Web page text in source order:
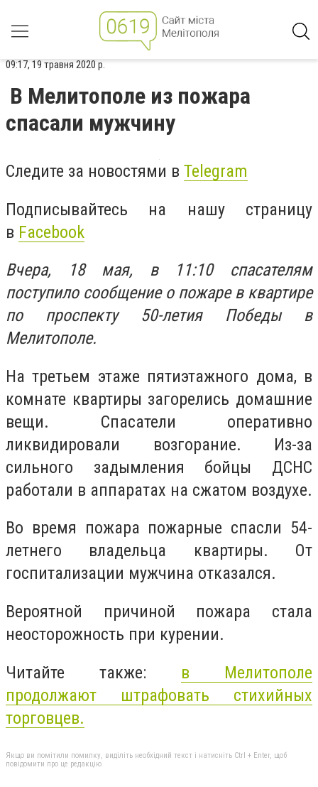
09:17, 19 травня 2020 р.
В Мелитополе из пожара
спасали мужчину
Следите за новостями в Telegram
Подписывайтесь на нашу страницу
в Facebook
Вчера, 18 мая, в 11:10 спасателям
поступило сообщение о пожаре в квартире
по проспекту 50-летия Победы в
Мелитополе.
На третьем этаже пятиэтажного дома, в
комнате квартиры загорелись домашние
вещи. Спасатели оперативно
ликвидировали возгорание. Из-за
сильного задымления бойцы ДСНС
работали в аппаратах на сжатом воздухе.
Во время пожара пожарные спасли 54-
летнего владельца квартиры. От
госпитализации мужчина отказался.
Вероятной причиной пожара стала
неосторожность при курении.
Читайте также: в Мелитополе
продолжают штрафовать стихийных
торговцев.
Якщо ви помітили помилку, виділіть необхідний текст і натисніть Ctrl + Enter, щоб
повідомити про це редакцію